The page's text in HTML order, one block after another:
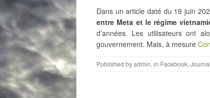
Dans un article daté du 19 juin
entre Meta et le régime
d’années. Les utilisateurs ont
gouvernement. Mais, à mesure
Published byadmin, in Facebook,